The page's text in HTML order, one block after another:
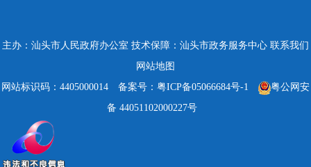
主办：汕头市人民政府办公室 技术保障：汕头市政务服务中心 联系我们
网站地图
网站标识码：4405000014
备案号：粤ICP备05066684号-1
粤公网安
备 44051102000227号